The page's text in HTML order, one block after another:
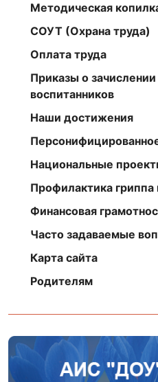
Методическая
СОУТ (Охрана труда)
Оплата труда
Приказы о
воспитанников
Наши достижения
Национальные
Профилактика гриппа
Финансовая
Часто задаваемые
Карта сайта
Родителям